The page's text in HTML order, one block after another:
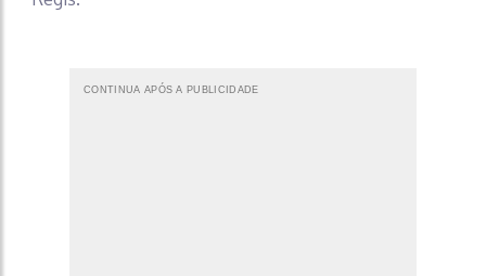
CONTINUA APÓS A PUBLICIDADE